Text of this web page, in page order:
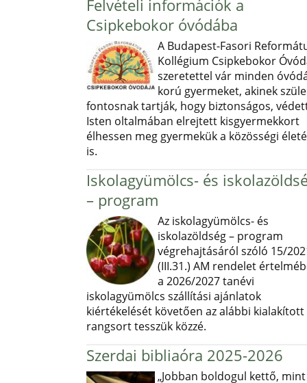
Felvételi információk a
Csipkebokor óvódába
A Budapest-Fasori
Kollégium Csipkebokor
szeretettel vár minden
korú gyermeket, akinek
fontosnak tartják, hogy biztonságos,
Isten oltalmában elrejtett kisgyermekkort
élhessen meg gyermekük a közösségi
is.
Iskolagyümölcs- és
– program
Az iskolagyümölcs- és
iskolazöldség – program
végrehajtásáról szóló 15/
(III.31.) AM rendelet
a 2026/2027 tanévi
iskolagyümölcs szállítási ajánlatok
kiértékelését követően az alábbi kialakított
rangsort tesszük közzé.
Szerdai bibliaóra 2025-2026
„Jobban boldogul kettő, mint